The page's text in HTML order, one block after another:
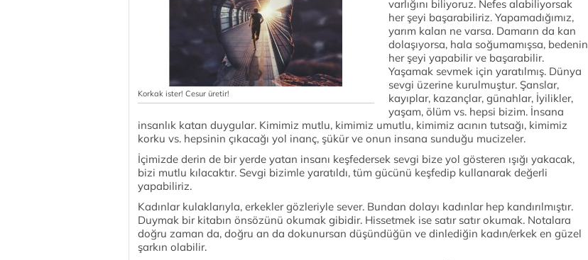
Korkak ister! Cesur üretir!
varlığını biliyoruz. Nefes alabiliyorsak
her şeyi başarabiliriz. Yapamadığımız,
yarım kalan ne varsa. Damarın da kan
dolaşıyorsa, hala soğumamışsa, bedenin
her şeyi yapabilir ve başarabilir.
Yaşamak sevmek için yaratılmış. Dünya
sevgi üzerine kurulmuştur. Şanslar,
kayıplar, kazançlar, günahlar, İyilikler,
yaşam, ölüm vs. hepsi bizim. İnsana
insanlık katan duygular. Kimimiz mutlu, kimimiz umutlu, kimimiz acının tutsağı, kimimiz
korku vs. hepsinin çıkacağı yol inanç, şükür ve onun insana sunduğu mucizeler.
İçimizde derin de bir yerde yatan insanı keşfedersek sevgi bize yol gösteren ışığı yakacak,
bizi mutlu kılacaktır. Sevgi bizimle yaratıldı, tüm gücünü keşfedip kullanarak değerli
yapabiliriz.
Kadınlar kulaklarıyla, erkekler gözleriyle sever. Bundan dolayı kadınlar hep kandırılmıştır.
Duymak bir kitabın önsözünü okumak gibidir. Hissetmek ise satır satır okumak. Notalara
doğru zaman da, doğru an da dokunursan düşündüğün ve dinlediğin kadın/erkek en güzel
şarkın olabilir.